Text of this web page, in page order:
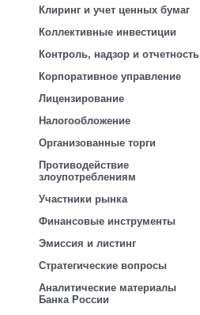
Клиринг и учет ценных бумаг
Коллективные инвестиции
Контроль, надзор и отчетность
Корпоративное управление
Лицензирование
Налогообложение
Организованные торги
Противодействие
злоупотреблениям
Участники рынка
Финансовые инструменты
Эмиссия и листинг
Стратегические вопросы
Аналитические материалы
Банка России